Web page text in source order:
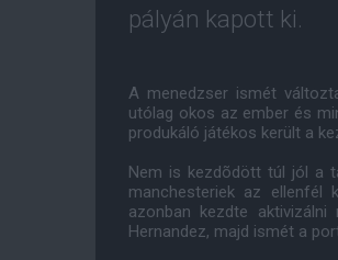
pályán kapott ki.
A menedzser ismét
utólag okos az ember és
produkáló játékos került a
Nem is kezdõdött túl jól a
manchesteriek az ellenfél
azonban kezdte
Hernandez, majd ismét a